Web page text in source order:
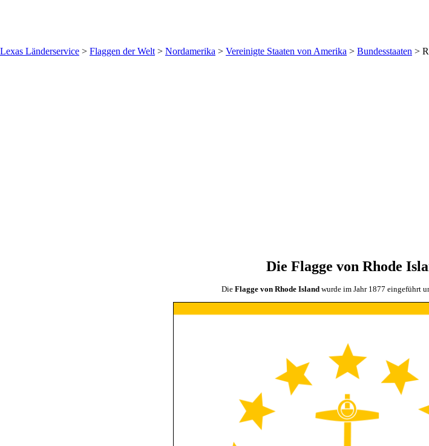
Lexas Länderservice > Flaggen der Welt > Nordamerika > Vereinigte Staaten von Amerika > Bundesstaaten >
Die Flagge von Rhode
Die Flagge von Rhode Island wurde im Jahr 1877 eingeführt